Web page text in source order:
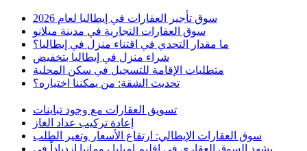
سوق تأجير العقارات في إيطاليا لعام 2026
سوق العقارات التجارية في مدينة ميلانو
ما مقدار التحدي في اقتناء منزل في إيطاليا؟
شراء منزل في إيطاليا بتخفيض
متطلبات الإقامة للتسجيل في سكن المحلية
تحديث الشقة: من يمكننا اختياره؟
تسويق العقارات مع وجود تباينات
إعادة تركيب عداد الغاز
سوق العقارات الإيطالي: ارتفاع الأسعار وتغير الطلب
يشهد السوق العقاري في إقليم إميليا رومانيا ازدياداً في